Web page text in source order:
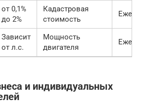
от 0,1%
до 2%
Кадастровая
стоимость
Зависит
от л.с.
Мощность
двигателя
и индивидуальных